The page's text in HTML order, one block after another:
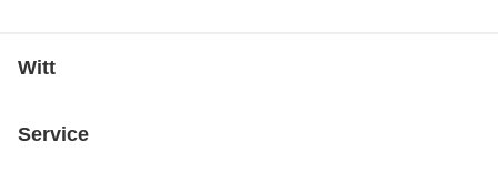
Witt
Service